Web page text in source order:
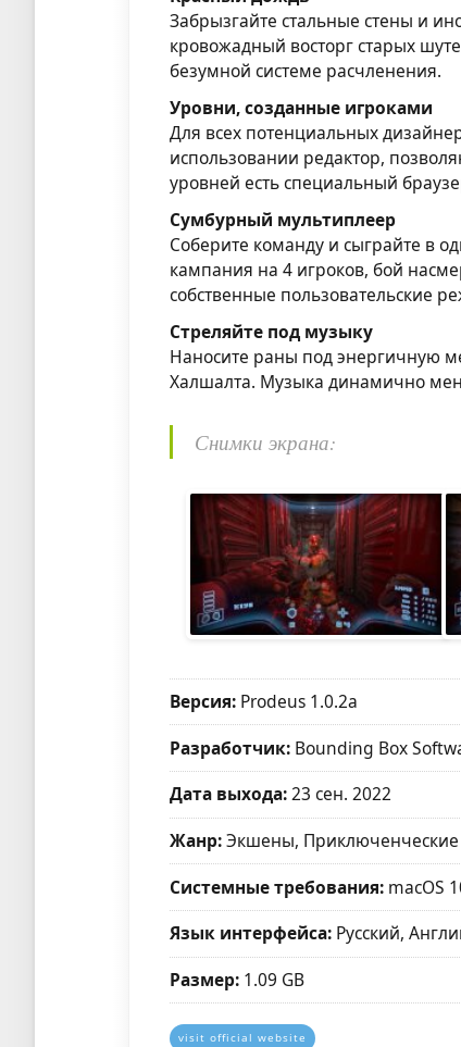
Забрызгайте стальные стены и
кровожадный восторг старых
безумной системе расчленения.
Уровни, созданные игроками
Для всех потенциальных
использовании редактор,
уровней есть специальный
Сумбурный мультиплеер
Соберите команду и сыграйте в
кампания на 4 игроков, бой
собственные пользовательские
Стреляйте под музыку
Наносите раны под энергичную
Халшалта. Музыка динамично
Снимки экрана:
Версия: Prodeus 1.0.2a
Разработчик: Bounding Box
Дата выхода:23 сен. 2022
Жанр:Экшены,
Системные требования: macOS
Язык интерфейса: Русский,
Размер: 1.09 GB
visit official website